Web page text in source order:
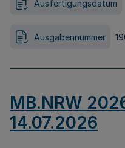
Ausfertigungsdatum
Ausgabennummer
MB.NRW
14.07.2026